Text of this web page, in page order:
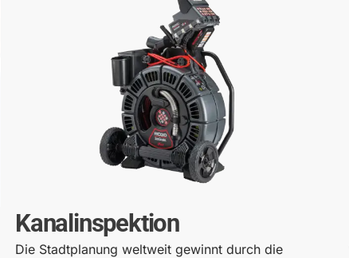
Kanalinspektion
Die Stadtplanung weltweit gewinnt durch die